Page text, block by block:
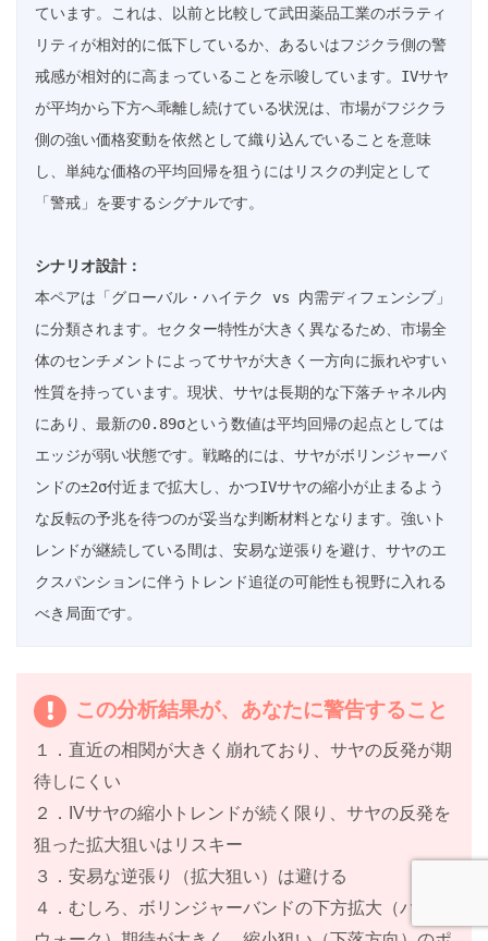
ています。これは、以前と比較して武田薬品工業のボラティ
リティが相対的に低下しているか、あるいはフジクラ側の警
戒感が相対的に高まっていることを示唆しています。IVサヤ
が平均から下方へ乖離し続けている状況は、市場がフジクラ
側の強い価格変動を依然として織り込んでいることを意味
し、単純な価格の平均回帰を狙うにはリスクの判定として
「警戒」を要するシグナルです。
シナリオ設計：
本ペアは「グローバル・ハイテク vs 内需ディフェンシブ」
に分類されます。セクター特性が大きく異なるため、市場全
体のセンチメントによってサヤが大きく一方向に振れやすい
性質を持っています。現状、サヤは長期的な下落チャネル内
にあり、最新の0.89σという数値は平均回帰の起点としては
エッジが弱い状態です。戦略的には、サヤがボリンジャーバ
ンドの±2σ付近まで拡大し、かつIVサヤの縮小が止まるよう
な反転の予兆を待つのが妥当な判断材料となります。強いト
レンドが継続している間は、安易な逆張りを避け、サヤのエ
クスパンションに伴うトレンド追従の可能性も視野に入れる
べき局面です。
この分析結果が、あなたに警告すること
１．直近の相関が大きく崩れており、サヤの反発が期
待しにくい
２．IVサヤの縮小トレンドが続く限り、サヤの反発を
狙った拡大狙いはリスキー
３．安易な逆張り（拡大狙い）は避ける
４．むしろ、ボリンジャーバンドの下方拡大（バンド